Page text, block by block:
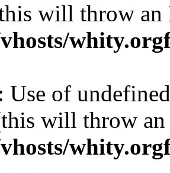
will throw
: Use of
will throw